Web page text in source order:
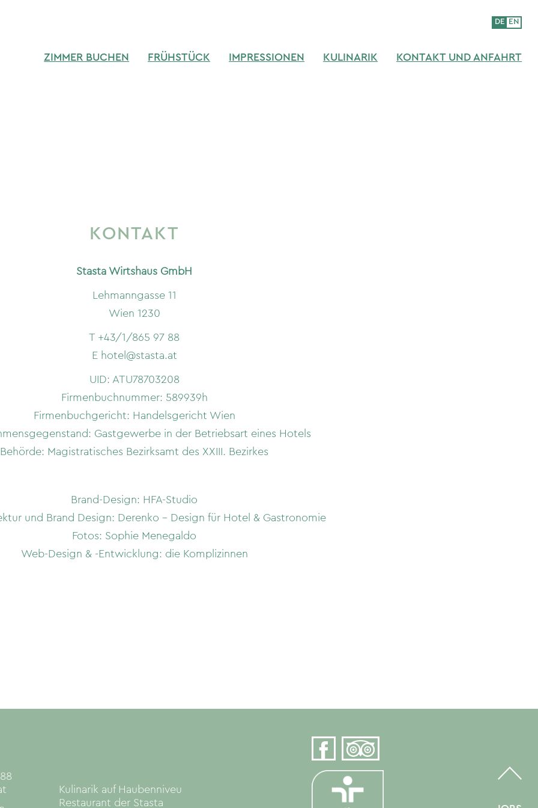
DE EN
ZIMMER BUCHEN FRÜHSTÜCK IMPRESSIONEN KULINARIK KONTAKT UND ANFAHRT
KONTAKT
Stasta Wirtshaus GmbH
Lehmanngasse 11
Wien 1230
T +43/1/865 97 88
E hotel@stasta.at
UID: ATU78703208
Firmenbuchnummer: 589939h
Firmenbuchgericht: Handelsgericht Wien
Gastgewerbe in der Betriebsart eines Hotels
Behörde: Magistratisches Bezirksamt des XXIII. Bezirkes
Brand-Design: HFA-Studio
und Brand Design: Derenko – Design für Hotel & Gastronomie
Fotos: Sophie Menegaldo
Web-Design & -Entwicklung: die Komplizinnen
Kulinarik auf Haubenniveu
Restaurant der Stasta